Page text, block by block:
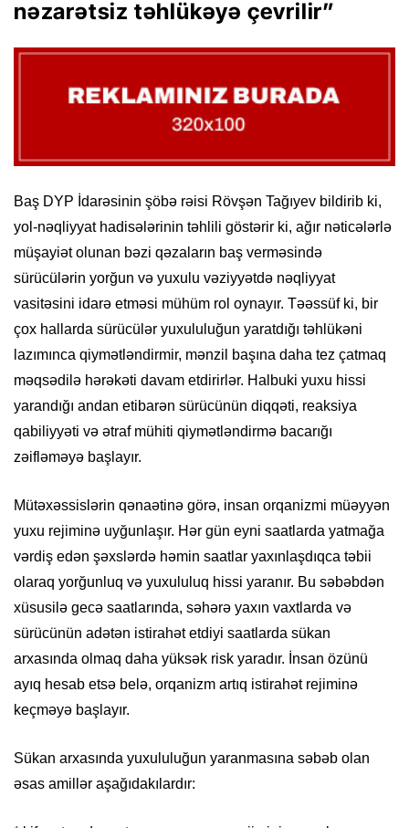
nəzarətsiz təhlükəyə çevrilir”
Baş DYP İdarəsinin şöbə rəisi Rövşən Tağıyev bildirib ki,
yol-nəqliyyat hadisələrinin təhlili göstərir ki, ağır nəticələrlə
müşayiət olunan bəzi qəzaların baş verməsində
sürücülərin yorğun və yuxulu vəziyyətdə nəqliyyat
vasitəsini idarə etməsi mühüm rol oynayır. Təəssüf ki, bir
çox hallarda sürücülər yuxululuğun yaratdığı təhlükəni
lazımınca qiymətləndirmir, mənzil başına daha tez çatmaq
məqsədilə hərəkəti davam etdirirlər. Halbuki yuxu hissi
yarandığı andan etibarən sürücünün diqqəti, reaksiya
qabiliyyəti və ətraf mühiti qiymətləndirmə bacarığı
zəifləməyə başlayır.
Mütəxəssislərin qənaətinə görə, insan orqanizmi müəyyən
yuxu rejiminə uyğunlaşır. Hər gün eyni saatlarda yatmağa
vərdiş edən şəxslərdə həmin saatlar yaxınlaşdıqca təbii
olaraq yorğunluq və yuxululuq hissi yaranır. Bu səbəbdən
xüsusilə gecə saatlarında, səhərə yaxın vaxtlarda və
sürücünün adətən istirahət etdiyi saatlarda sükan
arxasında olmaq daha yüksək risk yaradır. İnsan özünü
ayıq hesab etsə belə, orqanizm artıq istirahət rejiminə
keçməyə başlayır.
Sükan arxasında yuxululuğun yaranmasına səbəb olan
əsas amillər aşağıdakılardır: